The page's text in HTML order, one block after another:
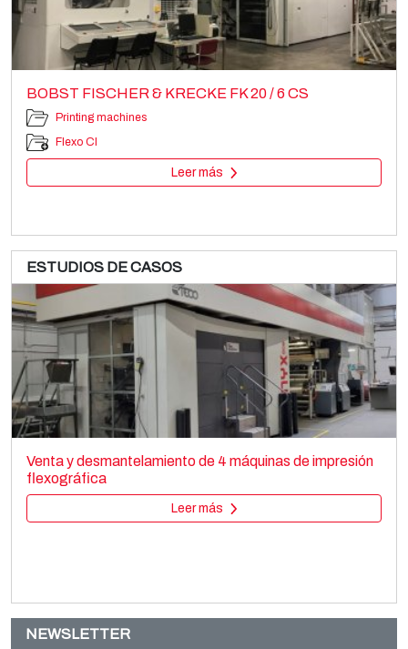
BOBST FISCHER & KRECKE FK 20 / 6 CS
Printing machines
Flexo CI
Leer más
UTECO Blenda
Printing machines
Flexo stack
Leer más
ESTUDIOS DE CASOS
Venta y desmantelamiento de 4 máquinas de impresión
flexográfica
Leer más
NEWSLETTER